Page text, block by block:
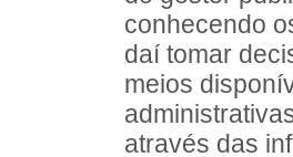
conhecendo
daí tomar
meios
através das